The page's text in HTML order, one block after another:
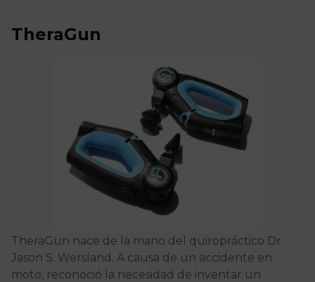
TheraGun
TheraGun nace de la mano del quiropráctico Dr.
Jason S. Wersland. A causa de un accidente en
moto, reconoció la necesidad de inventar un